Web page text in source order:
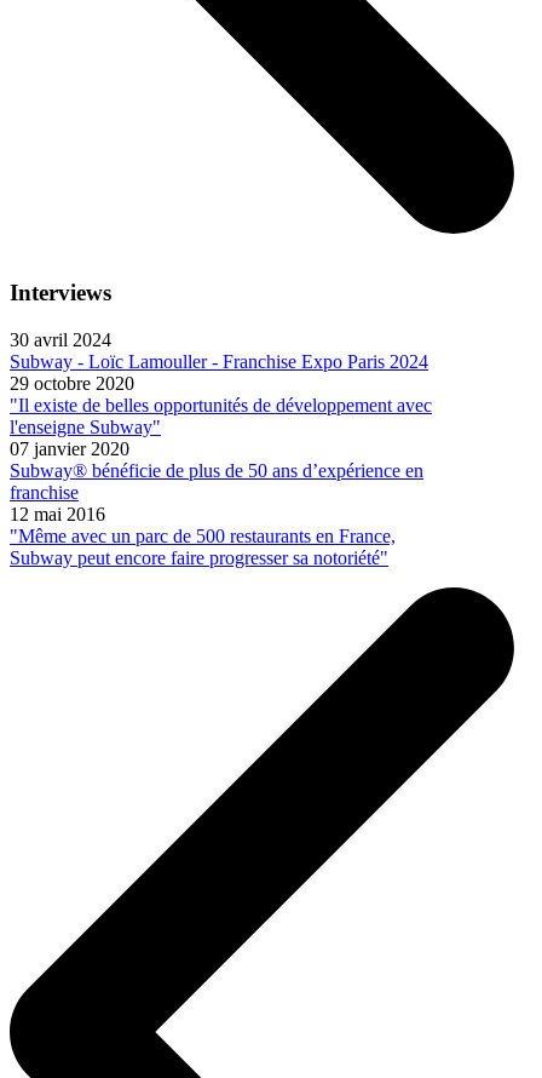
Interviews
30 avril 2024
Subway - Loïc Lamouller - Franchise Expo Paris 2024
29 octobre 2020
"Il existe de belles opportunités de développement avec
l'enseigne Subway"
07 janvier 2020
Subway® bénéficie de plus de 50 ans d’expérience en
franchise
12 mai 2016
"Même avec un parc de 500 restaurants en France,
Subway peut encore faire progresser sa notoriété"